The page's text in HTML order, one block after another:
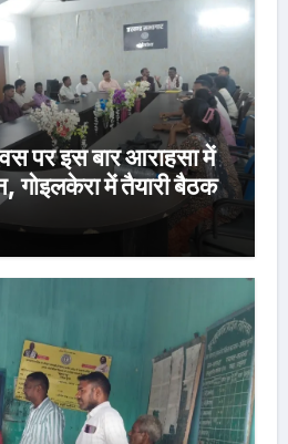
पर इस बार आराहसा में
गोइलकेरा में तैयारी बैठक